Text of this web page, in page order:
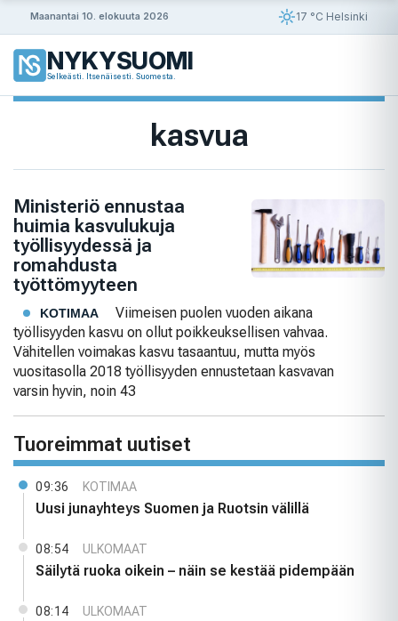
Maanantai 10. elokuuta 2026 17 °C Helsinki
NYKYSUOMI
Selkeästi. Itsenäisesti. Suomesta.
kasvua
Ministeriö ennustaa
huimia kasvulukuja
työllisyydessä ja
romahdusta
työttömyyteen
KOTIMAA
Viimeisen puolen vuoden aikana
työllisyyden kasvu on ollut poikkeuksellisen vahvaa.
Vähitellen voimakas kasvu tasaantuu, mutta myös
vuositasolla 2018 työllisyyden ennustetaan kasvavan
varsin hyvin, noin 43
Tuoreimmat uutiset
09:36 KOTIMAA
Uusi junayhteys Suomen ja Ruotsin välillä
08:54 ULKOMAAT
Säilytä ruoka oikein – näin se kestää pidempään
08:14 ULKOMAAT